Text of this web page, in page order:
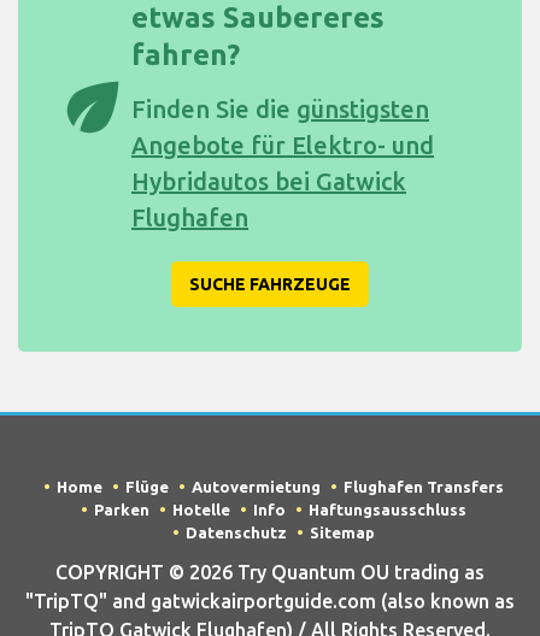
eco
etwas Saubereres
fahren?
Finden Sie die günstigsten
Angebote für Elektro- und
Hybridautos bei Gatwick
Flughafen
SUCHE FAHRZEUGE
Home Flüge Autovermietung
Flughafen Transfers
Parken
Hotelle Info
Haftungsausschluss
Datenschutz
Sitemap
COPYRIGHT © 2026 Try Quantum OU trading as
"TripTQ" and gatwickairportguide.com (also known as
TripTQ Gatwick Flughafen) / All Rights Reserved.